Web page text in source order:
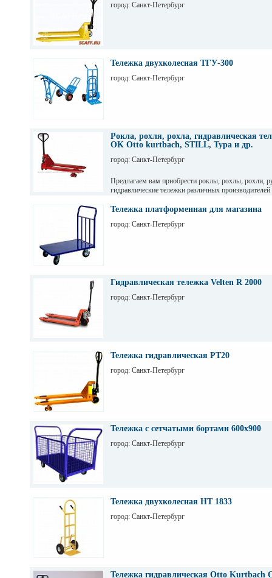
город: Санкт-Петербург
Тележка двухколесная ТГУ-300
город: Санкт-Петербург
Рокла, рохля, рохла, гидравлическая
OK Otto kurtbach, STILL, Тура и др.
город: Санкт-Петербург
Предлагаем вам приобрести роклы, рохлы, рохли,
гидравлические тележки различных
другие
Тележка платформенная для магазина
город: Санкт-Петербург
Гидравлическая тележка Velten R 2000
город: Санкт-Петербург
Тележка гидравлическая PT20
город: Санкт-Петербург
Тележка с сетчатыми бортами 600х900
город: Санкт-Петербург
Тележка двухколесная НТ 1833
город: Санкт-Петербург
Тележка гидравлическая Otto Kurtbach